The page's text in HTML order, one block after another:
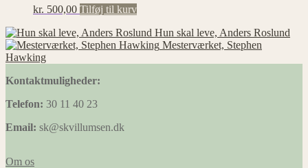
kr. 500,00 Tilføj til kurv
Hun skal leve, Anders Roslund
Mesterværket, Stephen
Hawking
Kontaktmuligheder:
Telefon: 30 11 40 23
Email: sk@skvillumsen.dk
Om os